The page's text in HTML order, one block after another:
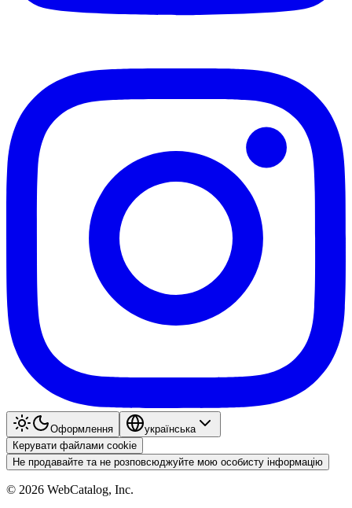
Оформлення
українська
Керувати файлами cookie
Не продавайте та не розповсюджуйте мою особисту інформацію
© 2026 WebCatalog, Inc.